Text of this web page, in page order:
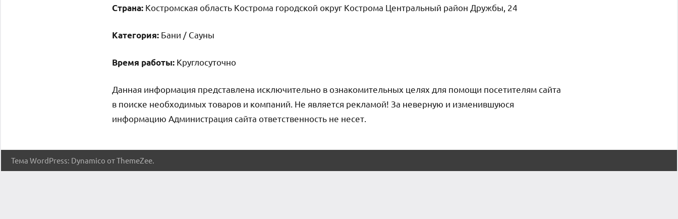
Страна: Костромская область Кострома городской округ Кострома Центральный район Дружбы, 24
Категория: Бани / Сауны
Время работы: Круглосуточно
Данная информация представлена исключительно в ознакомительных целях для помощи посетителям сайта
в поиске необходимых товаров и компаний. Не является рекламой! За неверную и изменившуюся
информацию Администрация сайта ответственность не несет.
Тема WordPress: Dynamico от ThemeZee.